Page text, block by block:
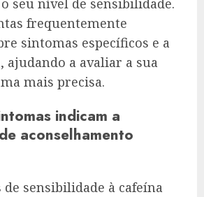
seu nível de sensibilidade.
frequentemente
sintomas específicos e a
ajudando a avaliar a sua
mais precisa.
indicam a
aconselhamento
de sensibilidade à cafeína